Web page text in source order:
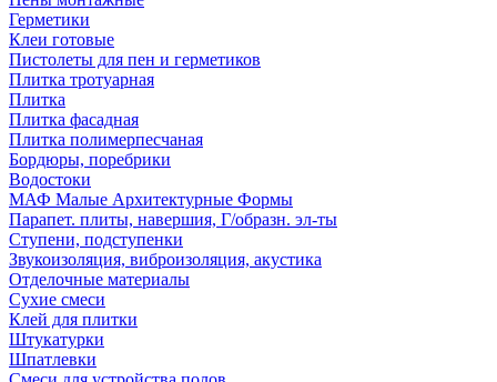
Герметики
Клеи готовые
Пистолеты для пен и герметиков
Плитка тротуарная
Плитка
Плитка фасадная
Плитка полимерпесчаная
Бордюры, поребрики
Водостоки
МАФ Малые Архитектурные Формы
Парапет. плиты, навершия, Г/образн. эл-ты
Ступени, подступенки
Звукоизоляция, виброизоляция, акустика
Отделочные материалы
Сухие смеси
Клей для плитки
Штукатурки
Шпатлевки